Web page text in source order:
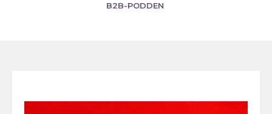
B2B-PODDEN